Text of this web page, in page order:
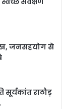
जनसहयोग से
राठौड़